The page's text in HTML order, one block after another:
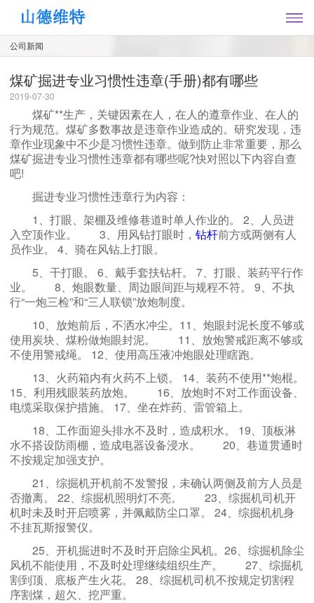
公司新闻
煤矿掘进专业习惯性违章(手册)都有哪些
2019-07-30
煤矿**生产，关键因素在人，在人的遵章作业、在人的
行为规范。煤矿多数事故是违章作业造成的。研究发现，违
章作业现象中不少是习惯性违章。做到防止非常重要，那么
煤矿掘进专业习惯性违章都有哪些呢?快对照以下内容自查
吧!
掘进专业习惯性违章行为内容：
1、打眼、架棚及维修巷道时单人作业的。 2、人员进
入空顶作业。
3、用风钻打眼时， 钻杆前方或两侧有人
员作业。 4、骑在风钻上打眼。
5、干打眼。 6、戴手套扶钻杆。 7、打眼、装药平行作
业。
8、炮眼数量、周边眼间距与规程不符。 9、不执
行“一炮三检”和“三人联锁”放炮制度。
10、放炮前后，不洒水冲尘。11、炮眼封泥长度不够或
使用炭块、煤粉做炮眼封泥。
11、放炮警戒距离不够或
不使用警戒绳。 12、使用高压液冲炮眼处理瞎跑。
13、火药箱内有火药不上锁。 14、装药不使用**炮棍。
15、利用残眼装药放炮。
16、放炮时不对工作面设备、
电缆采取保护措施。 17、坐在炸药、雷管箱上。
18、工作面迎头排水不及时，造成积水。 19、顶板淋
水不搭设防雨棚，造成电器设备浸水。
20、巷道贯通时
不按规定加强支护。
21、综掘机开机前不发警报，未确认两侧及前方人员是
否撤离。 22、综掘机照明灯不亮。
23、综掘机司机开
机时未及时开启喷雾，并佩戴防尘口罩。 24、综掘机机身
不挂瓦斯报警仪。
25、开机掘进时不及时开启除尘风机。26、综掘机除尘
风机不能使用，不及时处理继续组织生产。
27、综掘机
割到顶、底板产生火花。 28、综掘机司机不按规定切割程
序割煤，超欠、挖严重。